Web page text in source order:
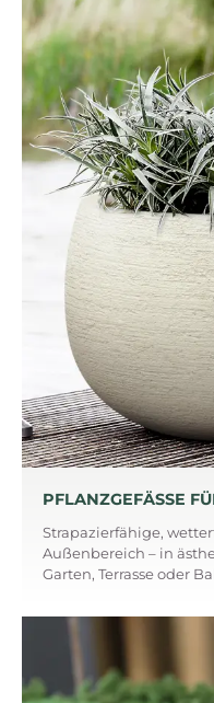
PFLANZGEFÄSSE
Strapazierfähige,
Außenbereich – in
Garten, Terrasse oder